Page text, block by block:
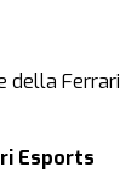
della Ferrari
Esports